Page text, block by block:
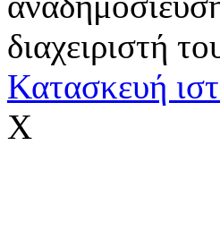
διαχειριστή
Κατασκευή
X